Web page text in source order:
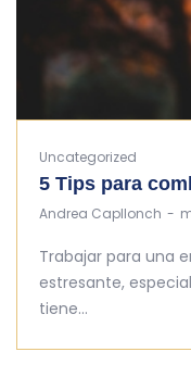
Uncategorized
5 Tips para
by
Andrea Capllonch
Trabajar para una
estresante,
tiene…